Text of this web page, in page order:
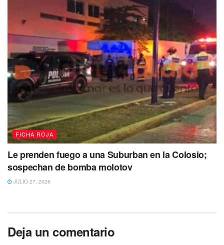
FICHA ROJA
Le prenden fuego a una Suburban en la Colosio;
sospechan de bomba molotov
JULIO 27, 2026
Deja un comentario